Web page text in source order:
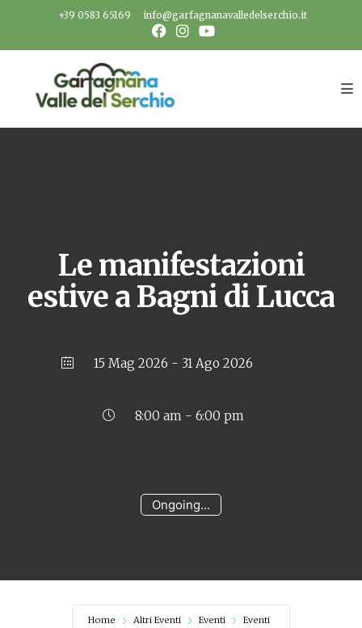
+39 0583 65169 info@garfagnanavalledelserchio.it
Le manifestazioni
estive a Bagni di Lucca
15 Mag 2026 - 31 Ago 2026
Ongoing...
8:00 am - 6:00 pm
Home Altri Eventi Eventi
Eventi